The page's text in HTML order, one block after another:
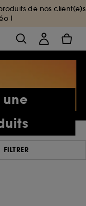
de nos client(e)s
!
une
FILTRER